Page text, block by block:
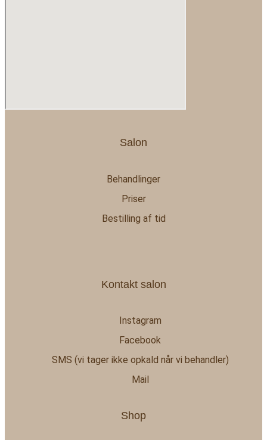
Salon
Behandlinger
Priser
Bestilling af tid
Kontakt salon
Instagram
Facebook
SMS (vi tager ikke opkald når vi behandler)
Mail
Shop